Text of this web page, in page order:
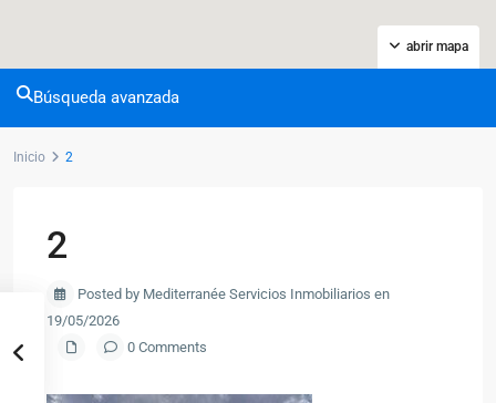
abrir mapa
Búsqueda avanzada
Inicio 2
2
Posted by Mediterranée Servicios Inmobiliarios en
19/05/2026
0 Comments